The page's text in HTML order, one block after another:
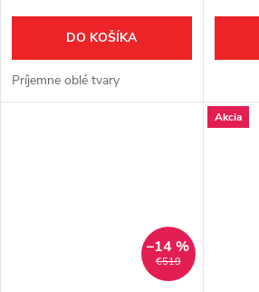
DO KOŠÍKA
Príjemne oblé tvary
€519
–14 %
Akcia